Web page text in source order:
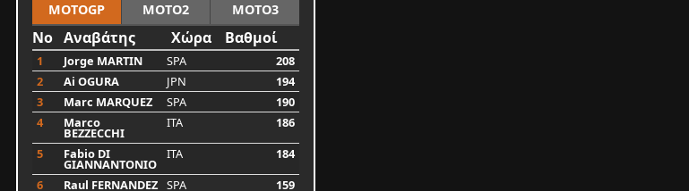
MOTOGP MOTO2 MOTO3
No Αναβάτης Χώρα Βαθμοί
1 Jorge MARTIN SPA
208
2
Ai OGURA JPN
194
3
Marc MARQUEZ SPA
190
4
Marco
BEZZECCHI
ITA
186
5
Fabio DI
GIANNANTONIO
ITA
184
6
Raul FERNANDEZ SPA 159